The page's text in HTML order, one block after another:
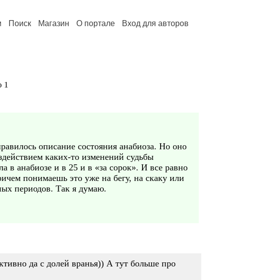
Поиск Магазин О портале Вход для авторов
1
описание состояния анабиоза. Но оно
каких-то изменений судьбы
в анабиозе и в 25 и в «за сорок». И все равно
понимаешь это уже на бегу, на скаку или
периодов. Так я думаю.
да с долей вранья)) А тут больше про